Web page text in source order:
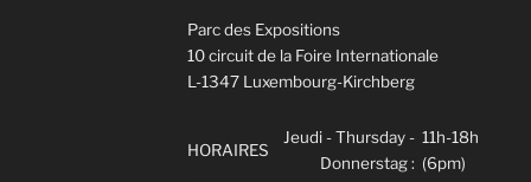
Parc des Expositions
10 circuit de la Foire Internationale
L-1347 Luxembourg-Kirchberg
HORAIRES
Jeudi - Thursday -
Donnerstag :
11h-18h
(6pm)